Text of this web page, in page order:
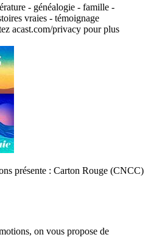
- généalogie - famille -
vraies - témoignage
acast.com/privacy pour plus
présente : Carton Rouge (CNCC)
on vous propose de